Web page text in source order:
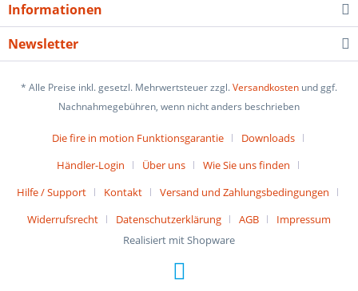
Informationen
Newsletter
* Alle Preise inkl. gesetzl. Mehrwertsteuer zzgl.Versandkosten und ggf.
Nachnahmegebühren, wenn nicht anders beschrieben
Die fire in motion Funktionsgarantie
Downloads
Händler-Login
Über uns
Wie Sie uns finden
Hilfe / Support
Kontakt
Versand und Zahlungsbedingungen
Widerrufsrecht
Datenschutzerklärung AGB
Impressum
Realisiert mit Shopware